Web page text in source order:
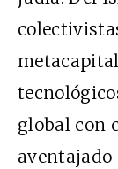
global con
aventajado